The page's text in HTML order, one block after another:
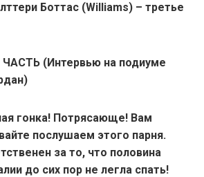
Боттас (Williams) – третье
(Интервью на подиуме
гонка! Потрясающе! Вам
послушаем этого парня.
за то, что половина
до сих пор не легла спать!